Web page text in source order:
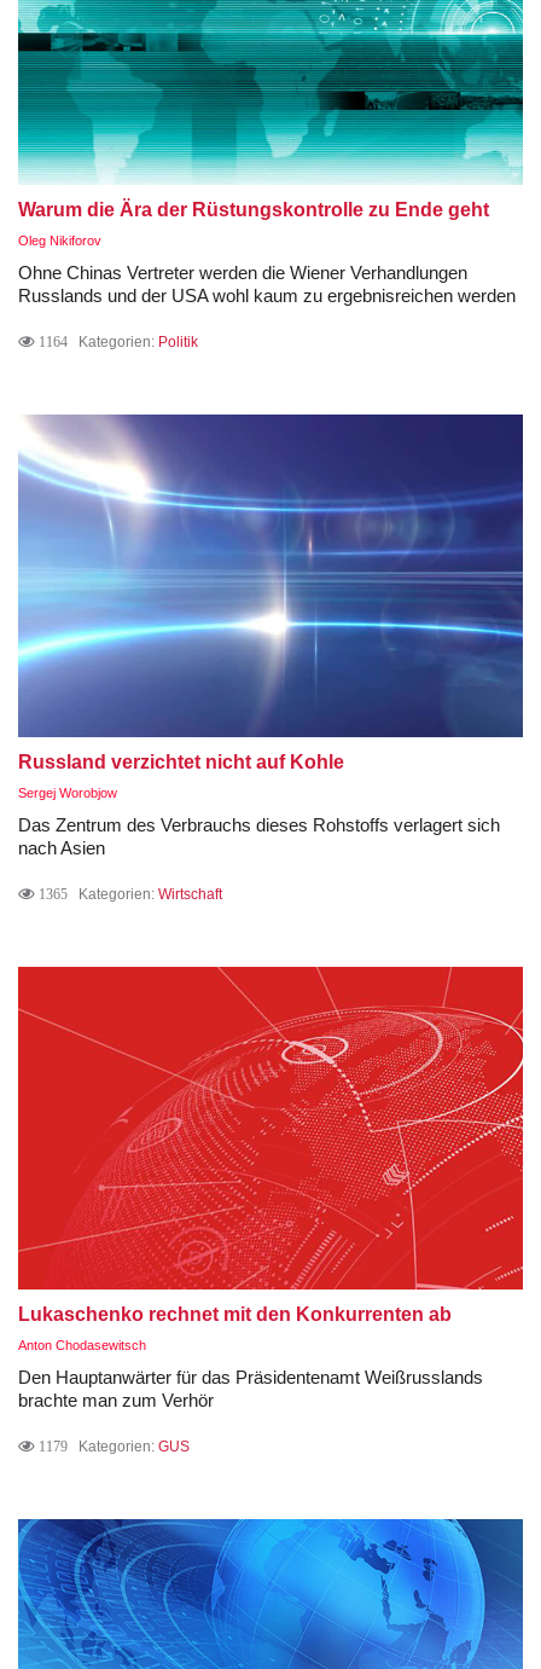
Warum die Ära der Rüstungskontrolle zu Ende geht
Oleg Nikiforov
Ohne Chinas Vertreter werden die Wiener Verhandlungen
Russlands und der USA wohl kaum zu ergebnisreichen werden
1164 Kategorien: Politik
Russland verzichtet nicht auf Kohle
Sergej Worobjow
Das Zentrum des Verbrauchs dieses Rohstoffs verlagert sich
nach Asien
1365 Kategorien: Wirtschaft
Lukaschenko rechnet mit den Konkurrenten ab
Anton Chodasewitsch
Den Hauptanwärter für das Präsidentenamt Weißrusslands
brachte man zum Verhör
1179 Kategorien: GUS